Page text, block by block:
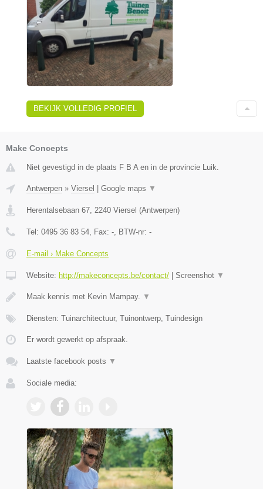
BEKIJK VOLLEDIG PROFIEL
Make Concepts
Niet gevestigd in de plaats F B A en in de provincie Luik.
Antwerpen » Viersel | Google maps ▼
Herentalsebaan 67 2240 Viersel (Antwerpen)
Tel: 0495 36 83 54 , Fax: - , BTW-nr: -
E-mail › Make Concepts
Website: http://makeconcepts.be/contact/ | Screenshot ▼
Maak kennis met Kevin Mampay. ▼
Diensten: Tuinarchitectuur, Tuinontwerp, Tuindesign
Er wordt gewerkt op afspraak.
Laatste facebook posts ▼
Sociale media: